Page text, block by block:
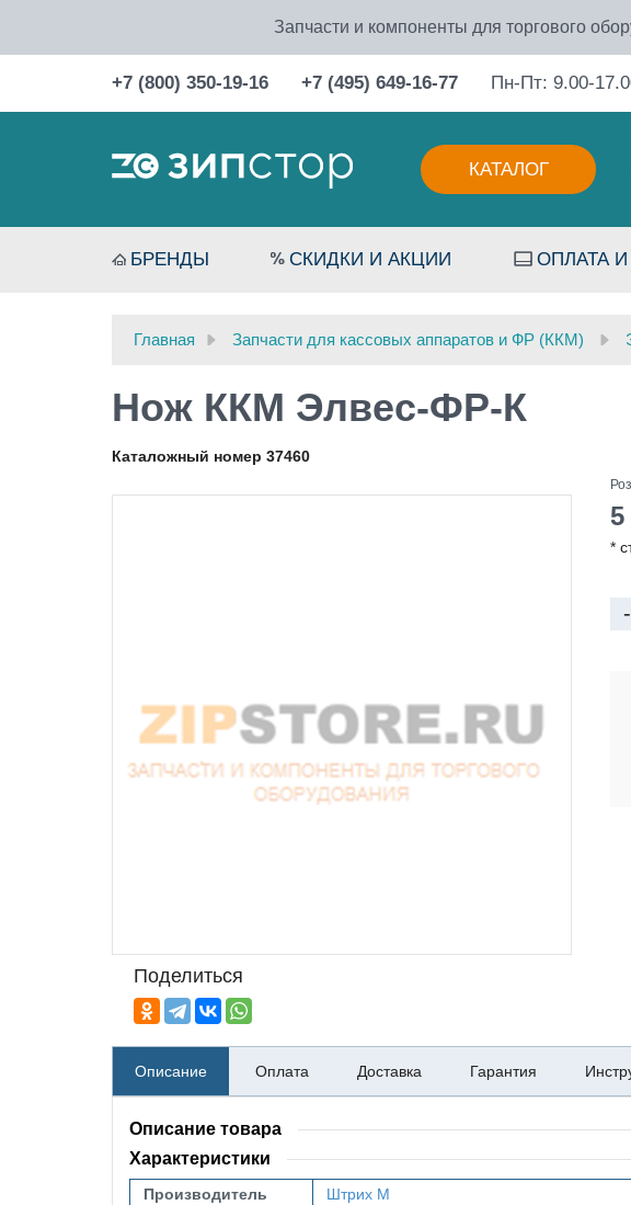
Запчасти и компоненты для торгового
+7 (800) 350-19-16 +7 (495) 649-16-77 Пн-Пт: 9.00-
КАТАЛОГ
БРЕНДЫ СКИДКИ И АКЦИИ ОПЛАТА
Главная Запчасти для кассовых аппаратов и ФР (ККМ)
Нож ККМ Элвес-ФР-К
Каталожный номер 37460
Поделиться
5
*
-
Описание Оплата Доставка Гарантия
Описание товара
Характеристики
Производитель
Штрих М